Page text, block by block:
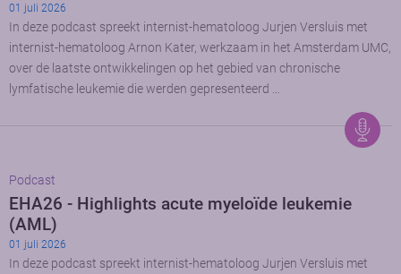
01 juli 2026
In deze podcast spreekt internist-hematoloog Jurjen Versluis met
internist-hematoloog Arnon Kater, werkzaam in het Amsterdam UMC,
over de laatste ontwikkelingen op het gebied van chronische
lymfatische leukemie die werden gepresenteerd …
Podcast
EHA26 - Highlights acute myeloïde leukemie
(AML)
01 juli 2026
In deze podcast spreekt internist-hematoloog Jurjen Versluis met